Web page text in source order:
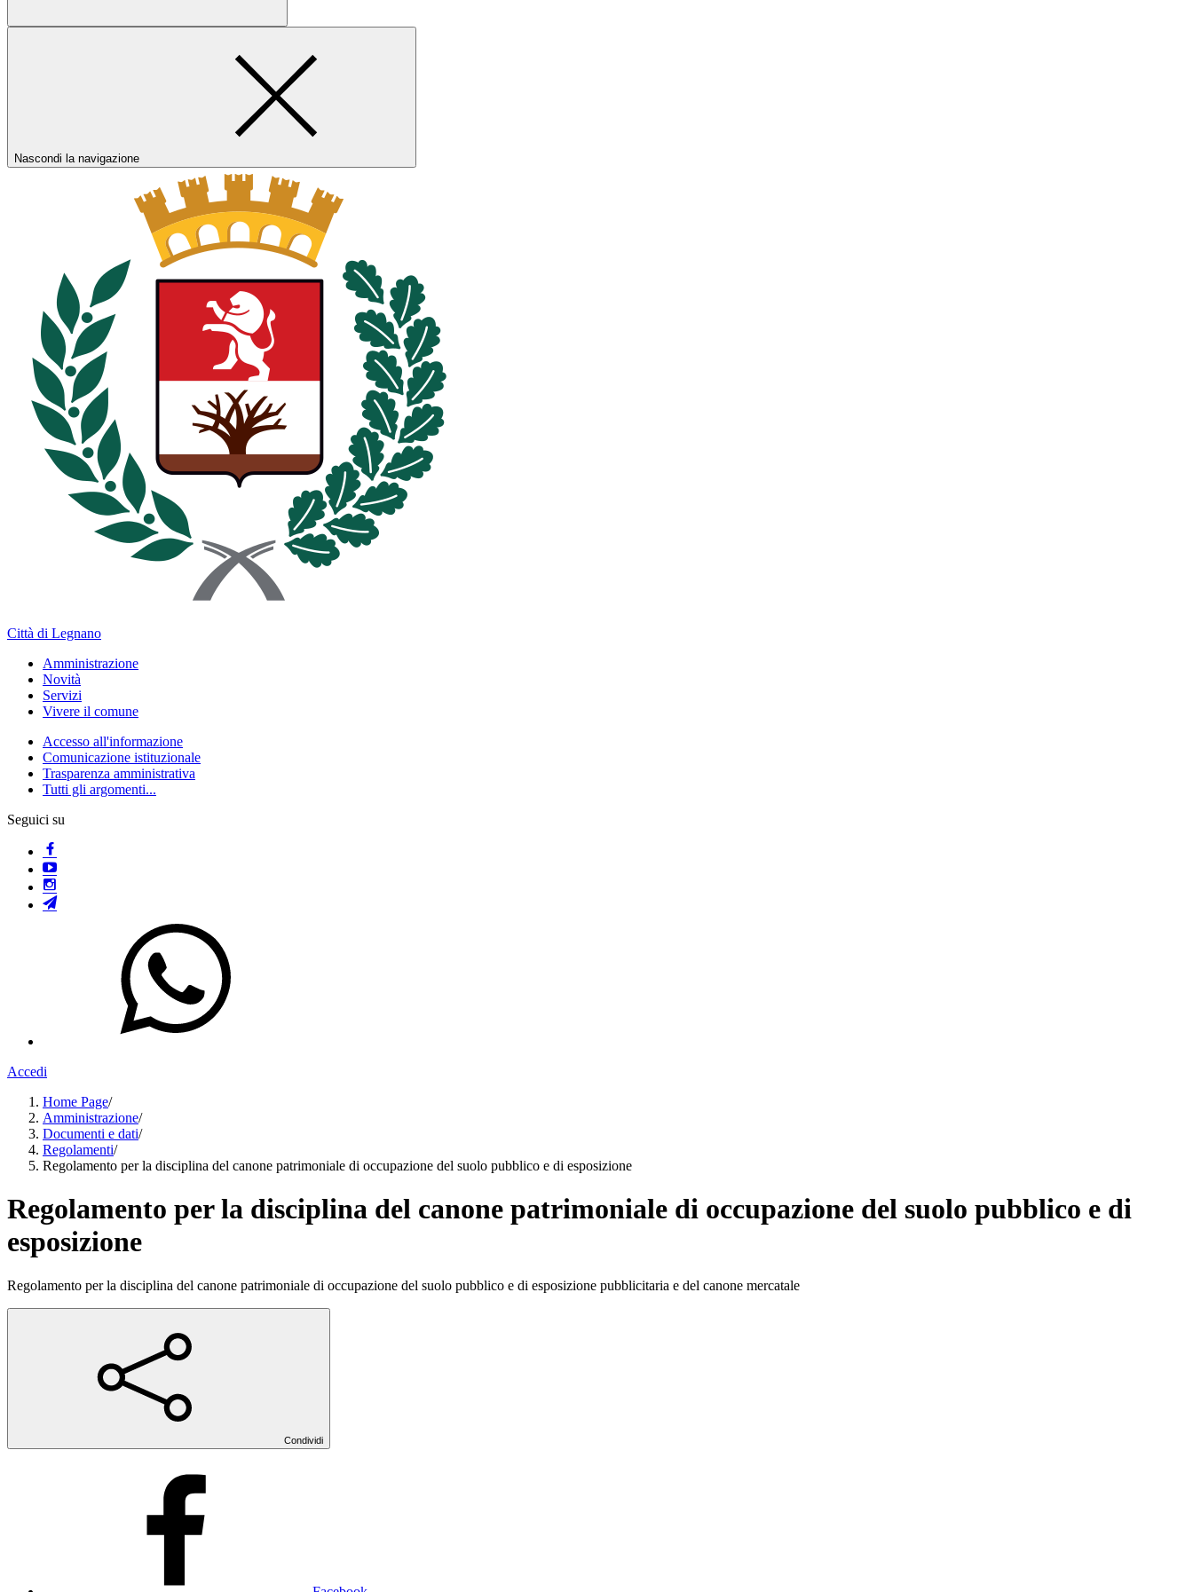
Nascondi la navigazione
Città di Legnano
Amministrazione
Novità
Servizi
Vivere il comune
Accesso all'informazione
Comunicazione istituzionale
Trasparenza amministrativa
Tutti gli argomenti...
Seguici su
Accedi
Home Page/
Amministrazione/
Documenti e dati/
Regolamenti/
Regolamento per la disciplina del canone patrimoniale di occupazione del suolo pubblico e di esposizione
Regolamento per la disciplina del canone patrimoniale di occupazione del suolo pubblico e di
esposizione
Regolamento per la disciplina del canone patrimoniale di occupazione del suolo pubblico e di esposizione pubblicitaria e del canone mercatale
Condividi